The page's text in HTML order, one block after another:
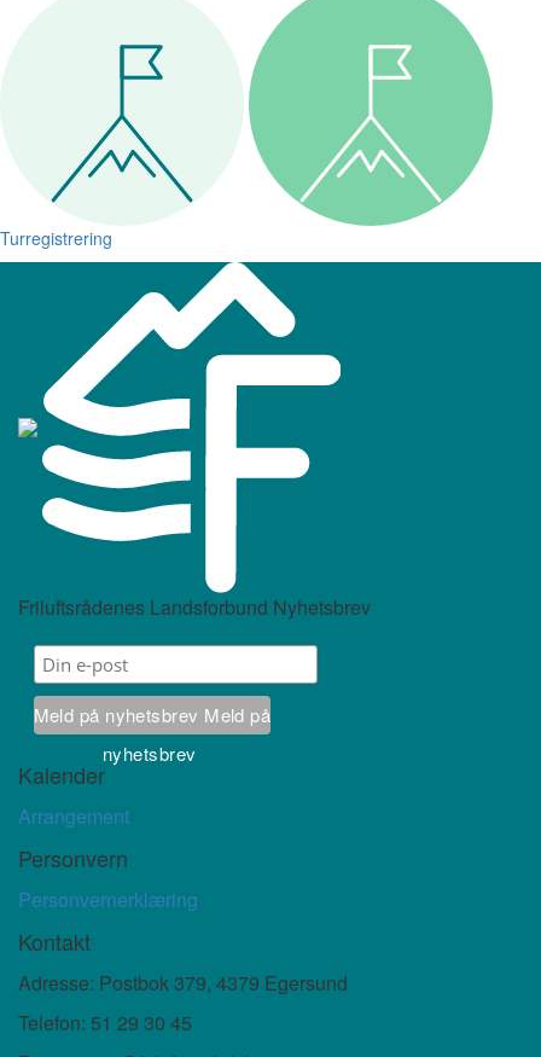
Turregistrering
Friluftsrådenes Landsforbund Nyhetsbrev
Meld på nyhetsbrev Meld på
nyhetsbrev
Kalender
Arrangement
Personvern
Personvernerklæring
Kontakt
Adresse: Postbok 379, 4379 Egersund
Telefon: 51 29 30 45